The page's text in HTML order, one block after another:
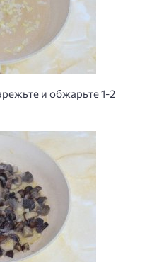
и обжарьте 1-2